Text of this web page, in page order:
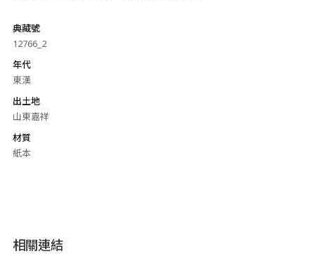
典藏號
12766_2
年代
東漢
出土地
山東嘉祥
材質
紙本
相關連結